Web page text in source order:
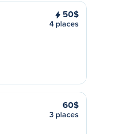
50$
4 places
60$
3 places